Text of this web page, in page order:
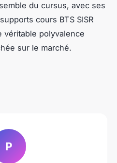
du cursus, avec ses
cours BTS SISR
véritable polyvalence
sur le marché.
P